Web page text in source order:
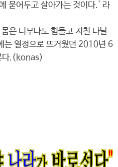
묻어두고 살아가는 것이다.' 라
은 너무나도 힘들고 지친 나날
는 열정으로 뜨거웠던 2010년 6
다.(konas)